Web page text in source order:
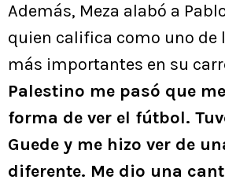
Además, Meza alabó a
quien califica como uno de
más importantes en su
Palestino me pasó que
forma de ver el fútbol.
Guede y me hizo ver de
diferente. Me dio una